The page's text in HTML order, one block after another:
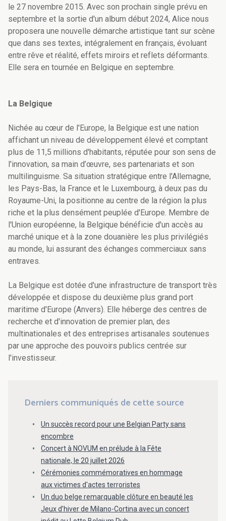
le 27 novembre 2015. Avec son prochain single prévu en
septembre et la sortie d'un album début 2024, Alice nous
proposera une nouvelle démarche artistique tant sur scène
que dans ses textes, intégralement en français, évoluant
entre rêve et réalité, effets miroirs et reflets déformants.
Elle sera en tournée en Belgique en septembre.
La Belgique
Nichée au cœur de l'Europe, la Belgique est une nation
affichant un niveau de développement élevé et comptant
plus de 11,5 millions d'habitants, réputée pour son sens de
l'innovation, sa main d’œuvre, ses partenariats et son
multilinguisme. Sa situation stratégique entre l'Allemagne,
les Pays-Bas, la France et le Luxembourg, à deux pas du
Royaume-Uni, la positionne au centre de la région la plus
riche et la plus densément peuplée d'Europe. Membre de
l'Union européenne, la Belgique bénéficie d'un accès au
marché unique et à la zone douanière les plus privilégiés
au monde, lui assurant des échanges commerciaux sans
entraves.
La Belgique est dotée d'une infrastructure de transport très
développée et dispose du deuxième plus grand port
maritime d'Europe (Anvers). Elle héberge des centres de
recherche et d'innovation de premier plan, des
multinationales et des entreprises artisanales soutenues
par une approche des pouvoirs publics centrée sur
l'investisseur.
Derniers communiqués de cette source
Un succès record pour une Belgian Party sans
encombre
Concert à NOVUM en prélude à la Fête
nationale, le 20 juillet 2026
Cérémonies commémoratives en hommage
aux victimes d'actes terroristes
Un duo belge remarquable clôture en beauté les
Jeux d’hiver de Milano-Cortina avec un concert